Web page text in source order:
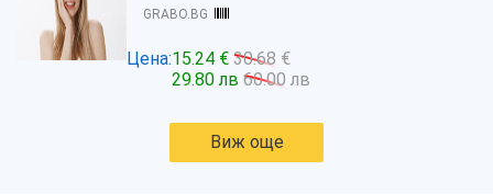
GRABO.BG
Цена:15.24 € 30.68 €
29.80 лв 60.00 лв
Виж още